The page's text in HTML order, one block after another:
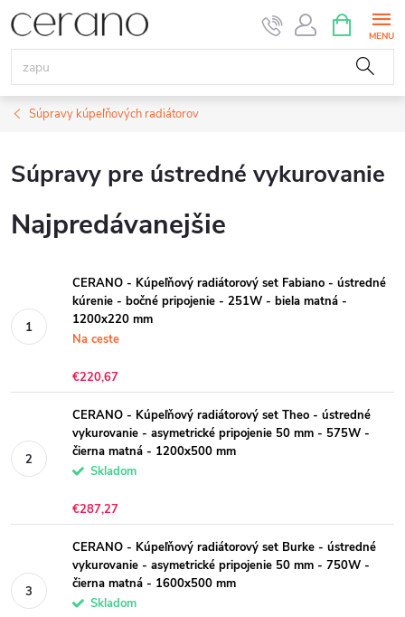
Prejsť
na
obsah
KOŠÍK
Súpravy kúpeľňových radiátorov
Súpravy pre ústredné vykurovanie
Najpredávanejšie
CERANO - Kúpeľňový radiátorový set Fabiano - ústredné
kúrenie - bočné pripojenie - 251W - biela matná -
1200x220 mm
Na ceste
€220,67
CERANO - Kúpeľňový radiátorový set Theo - ústredné
vykurovanie - asymetrické pripojenie 50 mm - 575W -
čierna matná - 1200x500 mm
Skladom
€287,27
CERANO - Kúpeľňový radiátorový set Burke - ústredné
vykurovanie - asymetrické pripojenie 50 mm - 750W -
čierna matná - 1600x500 mm
Skladom